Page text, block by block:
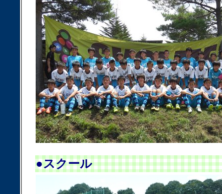
・[2026/03/24] JrY、Jr(チーム生・
所等に変更があります。
・[2008/10/01] アーゼット’86 東京
・[2008/10/01] HPをリニューアルし
●スクール